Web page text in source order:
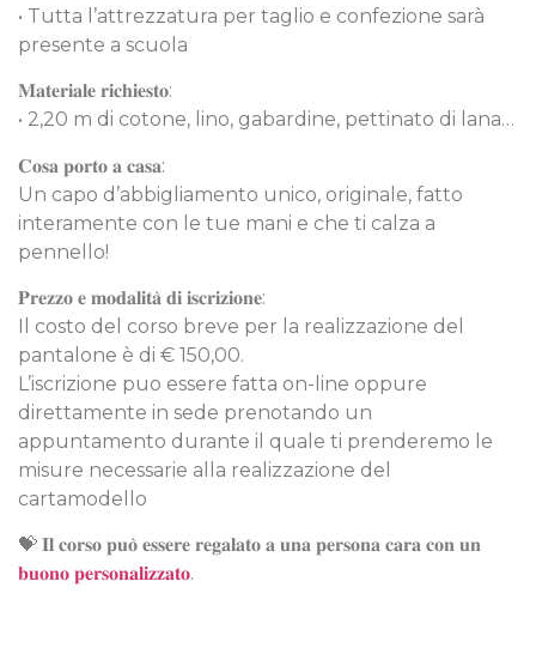
• Tutta l’attrezzatura per taglio e confezione sarà
presente a scuola
𝐌𝐚𝐭𝐞𝐫𝐢𝐚𝐥𝐞 𝐫𝐢𝐜𝐡𝐢𝐞𝐬𝐭𝐨:
• 2,20 m di cotone, lino, gabardine, pettinato di lana…
𝐂𝐨𝐬𝐚 𝐩𝐨𝐫𝐭𝐨 𝐚 𝐜𝐚𝐬𝐚:
Un capo d’abbigliamento unico, originale, fatto
interamente con le tue mani e che ti calza a
pennello!
𝐏𝐫𝐞𝐳𝐳𝐨 𝐞 𝐦𝐨𝐝𝐚𝐥𝐢𝐭𝐚̀ 𝐝𝐢 𝐢𝐬𝐜𝐫𝐢𝐳𝐢𝐨𝐧𝐞:
Il costo del corso breve per la realizzazione del
pantalone è di € 150,00.
L’iscrizione puo essere fatta on-line oppure
direttamente in sede prenotando un
appuntamento durante il quale ti prenderemo le
misure necessarie alla realizzazione del
cartamodello
💝 𝐈𝐥 𝐜𝐨𝐫𝐬𝐨 𝐩𝐮𝐨̀ 𝐞𝐬𝐬𝐞𝐫𝐞 𝐫𝐞𝐠𝐚𝐥𝐚𝐭𝐨 𝐚 𝐮𝐧𝐚 𝐩𝐞𝐫𝐬𝐨𝐧𝐚 𝐜𝐚𝐫𝐚 𝐜𝐨𝐧 𝐮𝐧
𝐛𝐮𝐨𝐧𝐨 𝐩𝐞𝐫𝐬𝐨𝐧𝐚𝐥𝐢𝐳𝐳𝐚𝐭𝐨.